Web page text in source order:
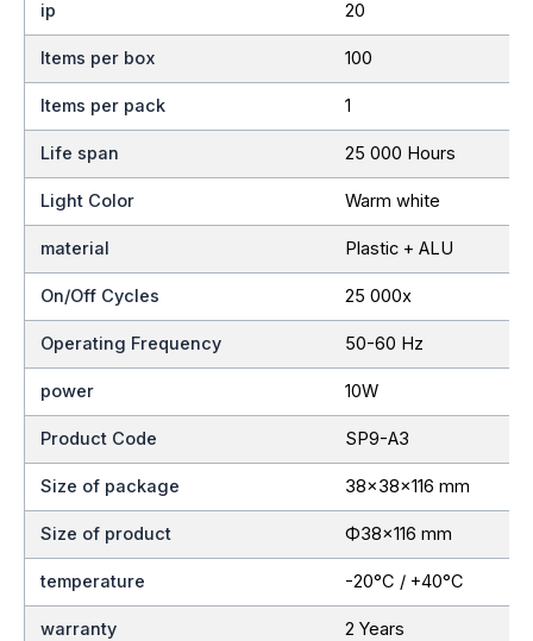
ip 20
Items per box 100
Items per pack 1
Life span 25 000 Hours
Light Color Warm white
material Plastic + ALU
On/Off Cycles 25 000x
Operating Frequency 50-60 Hz
power 10W
Product Code SP9-A3
Size of package 38x38x116 mm
Size of product Ф38×116 mm
temperature -20°C / +40°C
warranty 2 Years